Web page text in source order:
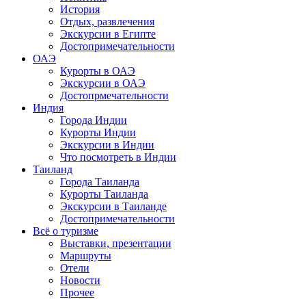
История
Отдых, развлечения
Экскурсии в Египте
Достопримечательности
ОАЭ
Курорты в ОАЭ
Экскурсии в ОАЭ
Достопрмечательности
Индия
Города Индии
Курорты Индии
Экскурсии в Индии
Что посмотреть в Индии
Таиланд
Города Таиланда
Курорты Таиланда
Экскурсии в Таиланде
Достопримечательности
Всё о туризме
Выставки, презентации
Маршруты
Отели
Новости
Прочее